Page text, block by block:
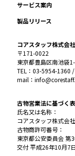
サービス案内
製品リリース
コアスタッフ株式会社
〒171-0022
東京都豊島区南池袋
TEL：03-5954-1360
mail：
古物営業法に基づく
氏名又は名称：
コアスタッフ株式会社
古物商許可番号：
東京都公安委員会 第
交付 平成26年10月7